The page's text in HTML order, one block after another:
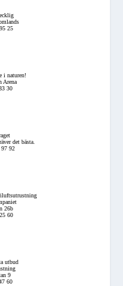
25
i naturen!
Arena
30
det bästa.
92
26b
60
utbud
9
60